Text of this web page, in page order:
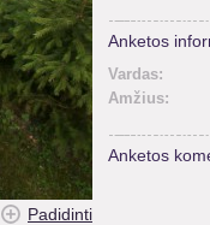
Padidinti
Anketos
Vardas:
Amžius:
Anketos